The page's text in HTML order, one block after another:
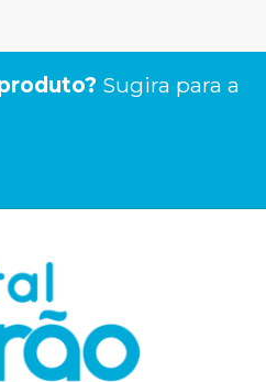
Sugira para a